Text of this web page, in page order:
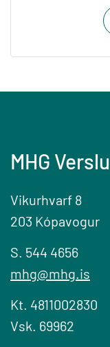
MHG
Vikurhvarf 8
203 Kópavogur
S. 544 4656
mhg@mhg.is
Kt. 4811002830
Vsk. 69962